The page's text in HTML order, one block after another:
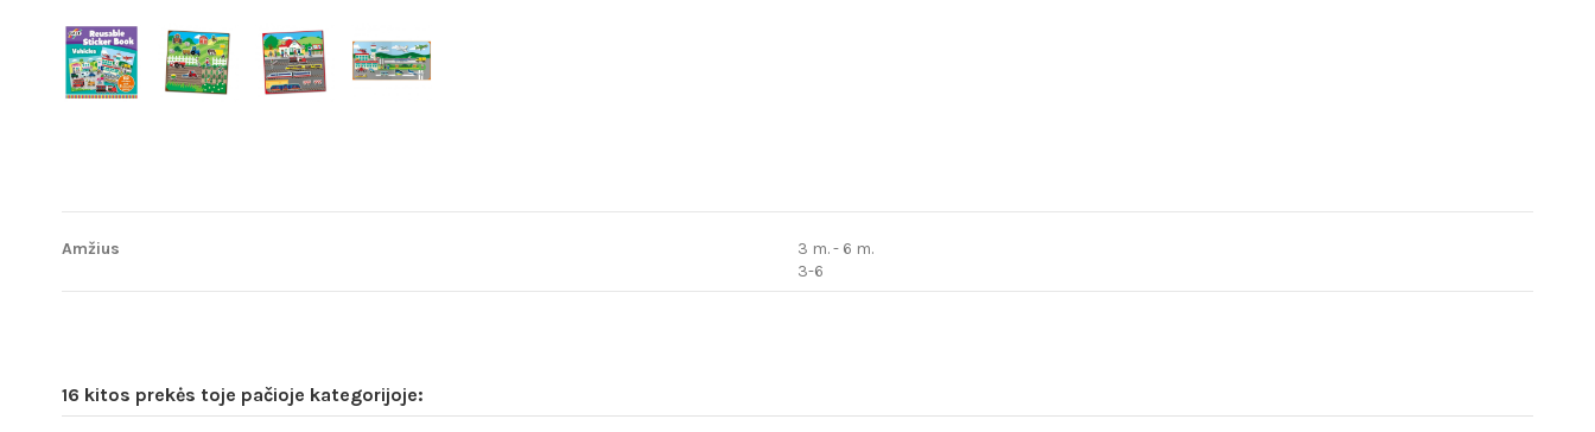
Amžius
3 m. - 6 m.
3-6
16 kitos prekės toje pačioje kategorijoje: